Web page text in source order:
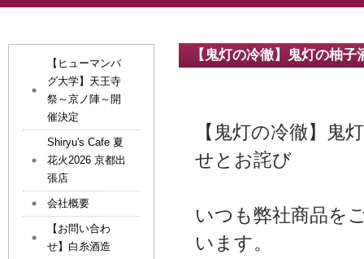
【鬼灯の冷徹】鬼灯の柚
【鬼灯の冷徹】鬼
せとお詫び
いつも弊社商品を
います。
【ヒューマンバ
グ大学】天王寺
祭～京ノ陣～開
催決定
Shiryu's Cafe 夏
花火2026 京都出
張店
会社概要
【お問い合わ
せ】白糸酒造